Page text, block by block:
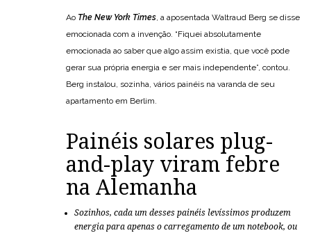
Ao The New York Times, a aposentada Waltraud Berg se disse
emocionada com a invenção. “Fiquei absolutamente
emocionada ao saber que algo assim existia, que você pode
gerar sua própria energia e ser mais independente”, contou.
Berg instalou, sozinha, vários painéis na varanda de seu
apartamento em Berlim.
Painéis solares plug-
and-play viram febre
na Alemanha
Sozinhos, cada um desses painéis levíssimos produzem
energia para apenas o carregamento de um notebook, ou